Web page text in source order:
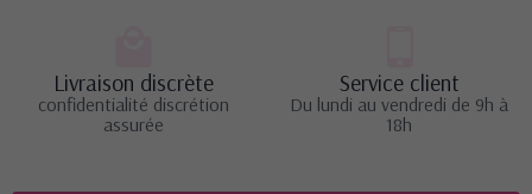
Livraison discrète
confidentialité discrétion
assurée
Service client
Du lundi au vendredi de 9h à
18h